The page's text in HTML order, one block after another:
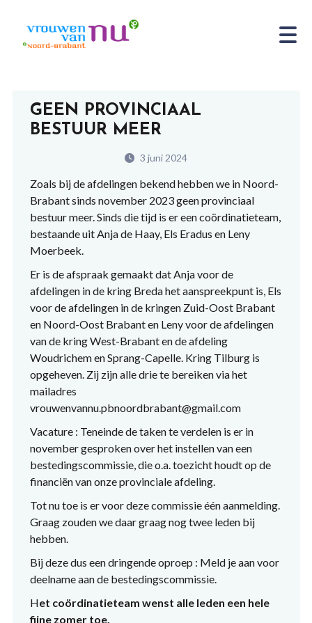
GEEN PROVINCIAAL
BESTUUR MEER
3 juni 2024
Zoals bij de afdelingen bekend hebben we in Noord-
Brabant sinds november 2023 geen provinciaal
bestuur meer. Sinds die tijd is er een coördinatieteam,
bestaande uit Anja de Haay, Els Eradus en Leny
Moerbeek.
Er is de afspraak gemaakt dat Anja voor de
afdelingen in de kring Breda het aanspreekpunt is, Els
voor de afdelingen in de kringen Zuid-Oost Brabant
en Noord-Oost Brabant en Leny voor de afdelingen
van de kring West-Brabant en de afdeling
Woudrichem en Sprang-Capelle. Kring Tilburg is
opgeheven. Zij zijn alle drie te bereiken via het
mailadres
vrouwenvannu.pbnoordbrabant@gmail.com
Vacature : Teneinde de taken te verdelen is er in
november gesproken over het instellen van een
bestedingscommissie, die o.a. toezicht houdt op de
financiën van onze provinciale afdeling.
Tot nu toe is er voor deze commissie één aanmelding.
Graag zouden we daar graag nog twee leden bij
hebben.
Bij deze dus een dringende oproep : Meld je aan voor
deelname aan de bestedingscommissie.
Het coördinatieteam wenst alle leden een hele
fijne zomer toe.